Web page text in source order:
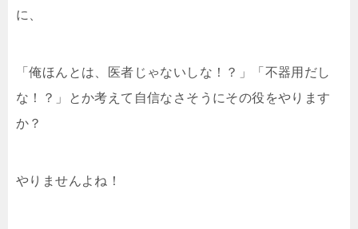
に、
「俺ほんとは、医者じゃないしな！？」「不器用だし
な！？」とか考えて自信なさそうにその役をやります
か？
やりませんよね！